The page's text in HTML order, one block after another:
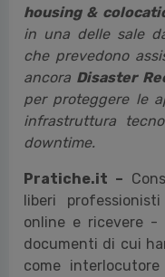
housing &
in una delle sale
che prevedono
ancora Disaster
per proteggere le
infrastruttura
downtime.
Pratiche.it –
liberi
online e ricevere
documenti di cui
come